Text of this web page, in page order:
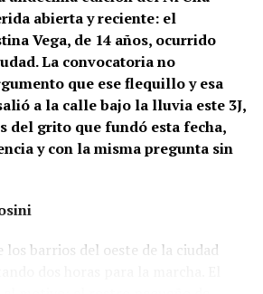
hacia la comunidad
“Y eso –agrega– genera mayor
en la vida cotidiana. Esos
legitimando, avalando y fomentando
comunidad”.
en lo cotidiano. Ayito Cabrera,
la organización Espacio
a personas trans con
que el aumento no se limita a los
de violencia, atravesadas por
abierta y reciente: el
Vega, de 14 años, ocurrido
La convocatoria no
que ese flequillo y esa
a la calle bajo la lluvia este 3J,
del grito que fundó esta fecha,
y con la misma pregunta sin
barrios del oeste de la ciudad